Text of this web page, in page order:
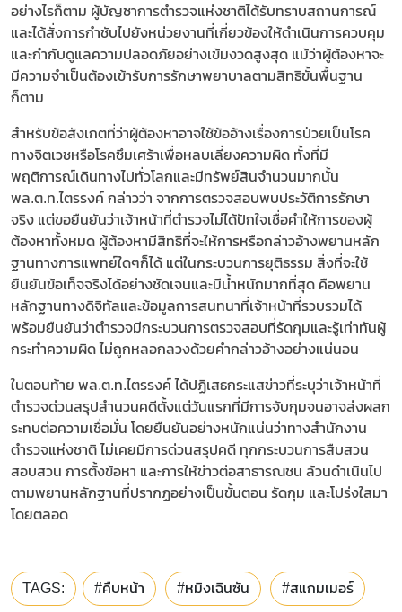
อย่างไรก็ตาม ผู้บัญชาการตำรวจแห่งชาติได้รับทราบสถานการณ์
และได้สั่งการกำชับไปยังหน่วยงานที่เกี่ยวข้องให้ดำเนินการควบคุม
และกำกับดูแลความปลอดภัยอย่างเข้มงวดสูงสุด แม้ว่าผู้ต้องหาจะ
มีความจำเป็นต้องเข้ารับการรักษาพยาบาลตามสิทธิขั้นพื้นฐาน
ก็ตาม
สำหรับข้อสังเกตที่ว่าผู้ต้องหาอาจใช้ข้ออ้างเรื่องการป่วยเป็นโรค
ทางจิตเวชหรือโรคซึมเศร้าเพื่อหลบเลี่ยงความผิด ทั้งที่มี
พฤติการณ์เดินทางไปทั่วโลกและมีทรัพย์สินจำนวนมากนั้น
พล.ต.ท.ไตรรงค์ กล่าวว่า จากการตรวจสอบพบประวัติการรักษา
จริง แต่ขอยืนยันว่าเจ้าหน้าที่ตำรวจไม่ได้ปักใจเชื่อคำให้การของผู้
ต้องหาทั้งหมด ผู้ต้องหามีสิทธิที่จะให้การหรือกล่าวอ้างพยานหลัก
ฐานทางการแพทย์ใดๆก็ได้ แต่ในกระบวนการยุติธรรม สิ่งที่จะใช้
ยืนยันข้อเท็จจริงได้อย่างชัดเจนและมีน้ำหนักมากที่สุด คือพยาน
หลักฐานทางดิจิทัลและข้อมูลการสนทนาที่เจ้าหน้าที่รวบรวมได้
พร้อมยืนยันว่าตำรวจมีกระบวนการตรวจสอบที่รัดกุมและรู้เท่าทันผู้
กระทำความผิด ไม่ถูกหลอกลวงด้วยคำกล่าวอ้างอย่างแน่นอน
ในตอนท้าย พล.ต.ท.ไตรรงค์ ได้ปฏิเสธกระแสข่าวที่ระบุว่าเจ้าหน้าที่
ตำรวจด่วนสรุปสำนวนคดีตั้งแต่วันแรกที่มีการจับกุมจนอาจส่งผลก
ระทบต่อความเชื่อมั่น โดยยืนยันอย่างหนักแน่นว่าทางสำนักงาน
ตำรวจแห่งชาติ ไม่เคยมีการด่วนสรุปคดี ทุกกระบวนการสืบสวน
สอบสวน การตั้งข้อหา และการให้ข่าวต่อสาธารณชน ล้วนดำเนินไป
ตามพยานหลักฐานที่ปรากฏอย่างเป็นขั้นตอน รัดกุม และโปร่งใสมา
โดยตลอด
TAGS: #คืบหน้า #หมิงเฉินซัน #สแกมเมอร์